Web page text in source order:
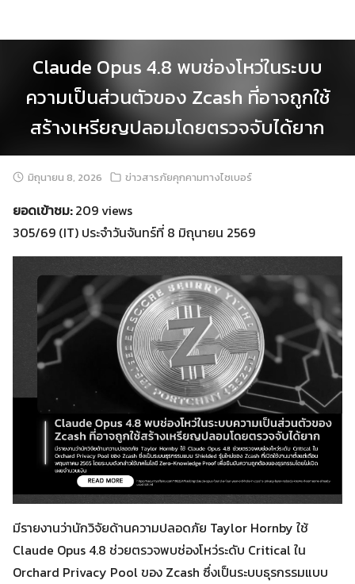
Claude Opus 4.8 พบช่องโหว่ในระบบ
ความเป็นส่วนตัวของ Zcash ที่อาจถูกใช้
สร้างเหรียญปลอมโดยตรวจจับได้ยาก
มิถุนายน 8, 2026 ข่าวสารภัยคุกคามทางไซเบอร์
ยอดเข้าชม:209 views
305/69 (IT) ประจำวันจันทร์ที่ 8 มิถุนายน 2569
มีรายงานว่านักวิจัยด้านความปลอดภัย Taylor Hornby ใช้
Claude Opus 4.8 ช่วยตรวจพบช่องโหว่ระดับ Critical ใน
Orchard Privacy Pool ของ Zcash ซึ่งเป็นระบบธุรกรรมแบบ